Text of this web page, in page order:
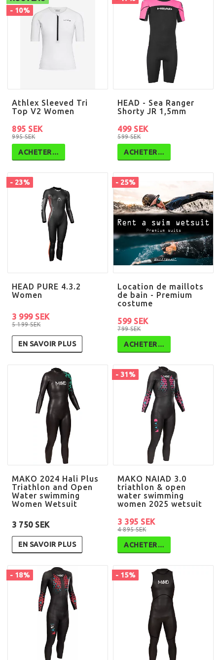
- 10%
Athlex Sleeved Tri
Top V2 Women
995 SEK
895 SEK
ACHETER…
HEAD - Sea Ranger
Shorty JR 1,5mm
599 SEK
499 SEK
ACHETER…
- 23%
HEAD PURE 4.3.2
Women
5 199 SEK
3 999 SEK
EN SAVOIR PLUS
- 25%
Location de maillots
de bain - Premium
costume
799 SEK
599 SEK
ACHETER…
MAKO 2024 Hali Plus
Triathlon and Open
Water swimming
Women Wetsuit
3 750 SEK
EN SAVOIR PLUS
- 31%
MAKO NAIAD 3.0
triathlon & open
water swimming
women 2025 wetsuit
4 895 SEK
3 395 SEK
ACHETER…
- 18% - 15%